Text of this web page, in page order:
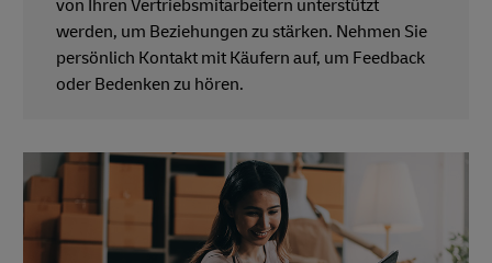
von Ihren Vertriebsmitarbeitern unterstützt
werden, um Beziehungen zu stärken. Nehmen Sie
persönlich Kontakt mit Käufern auf, um Feedback
oder Bedenken zu hören.